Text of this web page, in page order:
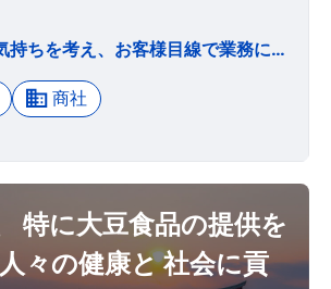
常にお客様の気持ちを考え、お客様目線で業務に取り組みます。お客様の満足、お客様最優先を徹底します。
商社
特に大豆食品の提供を
々の健康と 社会に貢